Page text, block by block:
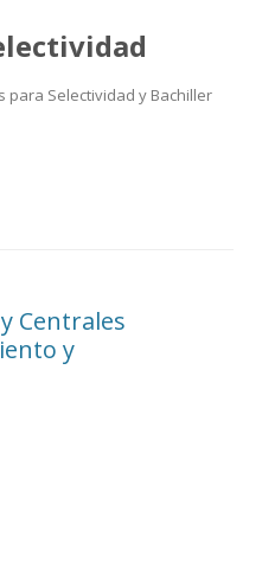
para Selectividad y Bachiller
Centrales
y